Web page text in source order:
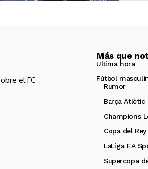
el FC
Más que
Última hora
Fútbol
Rumor
Barça Atlètic
Champions
Copa del Rey
LaLiga EA
Supercopa